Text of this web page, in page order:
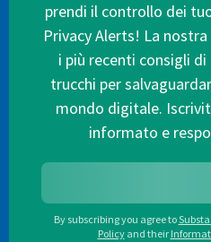
prendi il controllo dei
Privacy Alerts! La
i più recenti consigli
trucchi per
mondo digitale.
informato e
By subscribing you agree to
Policy and their